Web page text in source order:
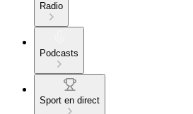
Radio
Podcasts
Sport en direct